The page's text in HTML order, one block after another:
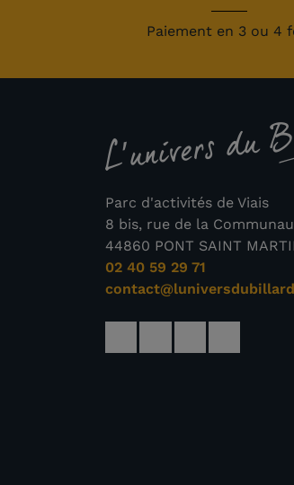
Paiement en 3 ou 4
Parc d'activités de Viais
8 bis, rue de la
44860 PONT SAINT
02 40 59 29 71